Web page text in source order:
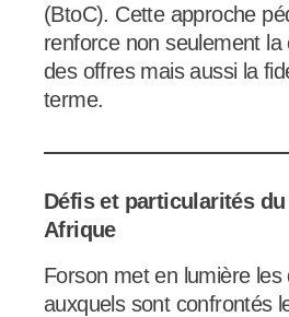
(BtoC). Cette approche
renforce non seulement la
des offres mais aussi la
terme.
Défis et particularités
Afrique
Forson met en lumière les
auxquels sont confrontés